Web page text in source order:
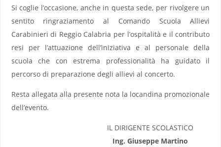
Si coglie l’occasione, anche in questa sede, per rivolgere un
sentito ringraziamento al Comando Scuola Allievi
Carabinieri di Reggio Calabria per l’ospitalità e il contributo
resi per l’attuazione dell’iniziativa e al personale della
scuola che con estrema professionalità ha guidato il
percorso di preparazione degli allievi al concerto.
Resta allegata alla presente nota la locandina promozionale
dell’evento.
IL DIRIGENTE SCOLASTICO
Ing. Giuseppe Martino